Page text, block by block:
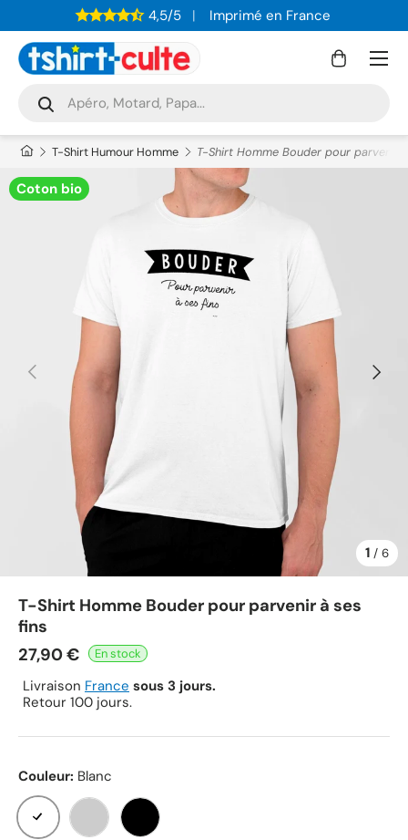
ALLER AU CONTENU
4,5/5 Imprimé en France
Recherche
Rechercher
Panier
Menu
T-Shirt Humour Homme T-Shirt Homme Bouder pour parvenir
Coton bio
PRÉCÉDENT
1 / de
6
T-Shirt Homme Bouder pour parvenir à ses
fins
27,90 €
Livraison France sous 3 jours.
Retour 100 jours.
Couleur: Blanc